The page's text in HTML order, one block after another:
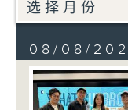
08/08/